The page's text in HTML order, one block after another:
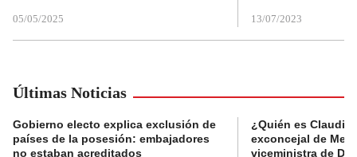
05/05/2025 13/07/2023
Últimas Noticias
Gobierno electo explica exclusión de
países de la posesión: embajadores
no estaban acreditados
¿Quién es Claudia
exconcejal de
viceministra de